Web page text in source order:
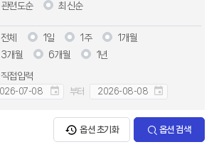
관련도순 최신순
전체 1일 1주
1개월
3개월
6개월 1년
직접입력
부터
옵션 초기화 옵션 검색